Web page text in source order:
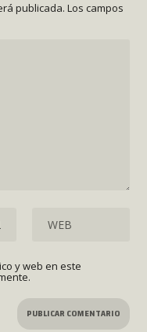
publicada. Los campos
y web en este